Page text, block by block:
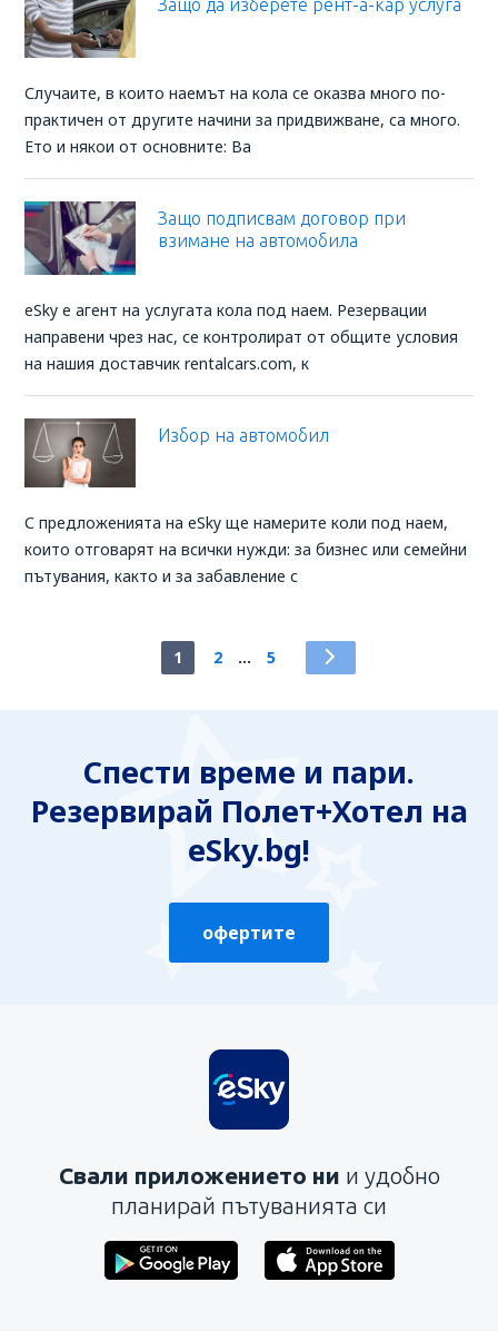
Защо да изберете рент-а-кар услуга
Случаите, в които наемът на кола се оказва много по-
практичен от другите начини за придвижване, са много.
Ето и някои от основните: Ва
Защо подписвам договор при
взимане на автомобила
eSky e агент на услугата кола под наем. Резервации
направени чрез нас, се контролират от общите условия
на нашия доставчик rentalcars.com, к
Избор на автомобил
С предложенията на eSky ще намерите коли под наем,
които отговарят на всички нужди: за бизнес или семейни
пътувания, както и за забавление с
1 2 ... 5
Спести време и пари.
Резервирай Полет+Хотел на
eSky.bg!
офертите
Свали приложението ни и удобно
планирай пътуванията си